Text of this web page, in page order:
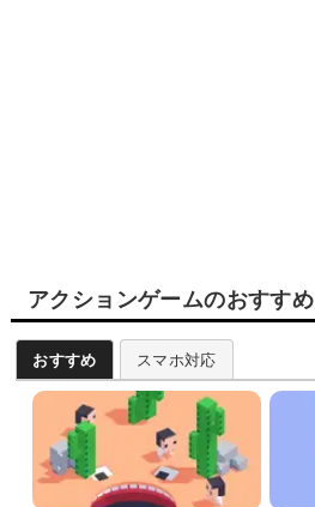
アクションゲームのおすすめ
おすすめ スマホ対応